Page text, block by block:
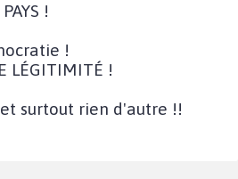
!
!
LÉGITIMITÉ !
surtout rien d'autre !!